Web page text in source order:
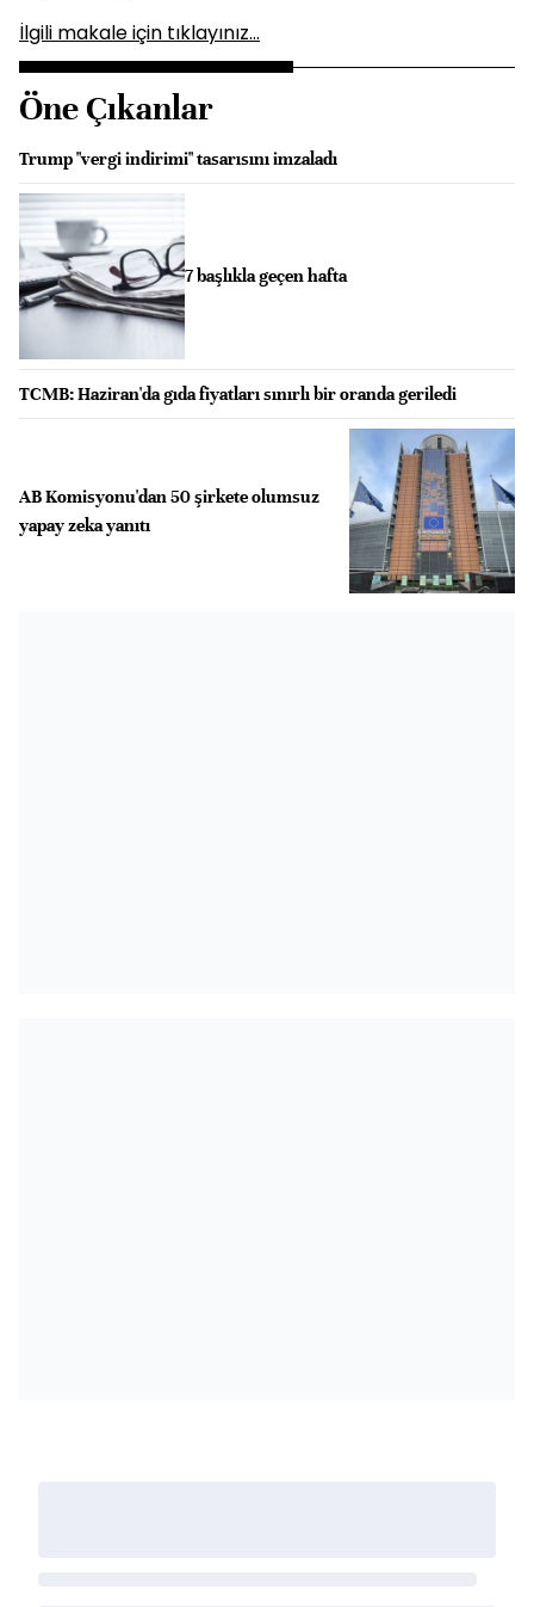
İlgili makale için tıklayınız...
Öne Çıkanlar
Trump "vergi indirimi" tasarısını imzaladı
7 başlıkla geçen hafta
TCMB: Haziran'da gıda fiyatları sınırlı bir oranda geriledi
AB Komisyonu'dan 50 şirkete olumsuz
yapay zeka yanıtı